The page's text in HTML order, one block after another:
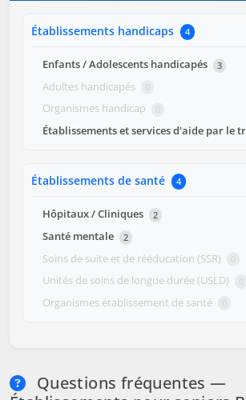
Établissements handicaps 4
Enfants / Adolescents handicapés 3
Adultes handicapés 0
Organismes handicap 0
Établissements et services d'aide par le
Établissements de santé 4
Hôpitaux / Cliniques 2
Santé mentale 2
Soins de suite et de rééducation (SSR) 0
Unités de soins de longue durée (USLD) 0
Organismes établissement de santé 0
Questions fréquentes —